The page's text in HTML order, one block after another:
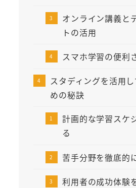
オンライン講義と
トの活用
スマホ学習の便利
スタディングを活用
めの秘訣
計画的な学習スケ
る
苦手分野を徹底的
利用者の成功体験